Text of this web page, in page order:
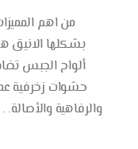
من اهم
بشكلها الانيق
ألواح الجبس
حشوات زخرفية
والرفاهية